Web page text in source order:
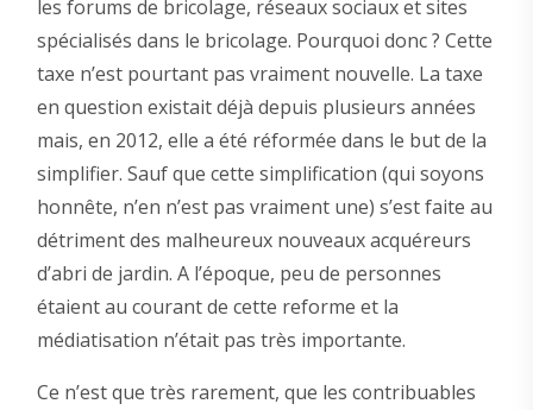
les forums de bricolage, réseaux sociaux et sites
spécialisés dans le bricolage. Pourquoi donc ? Cette
taxe n’est pourtant pas vraiment nouvelle. La taxe
en question existait déjà depuis plusieurs années
mais, en 2012, elle a été réformée dans le but de la
simplifier. Sauf que cette simplification (qui soyons
honnête, n’en n’est pas vraiment une) s’est faite au
détriment des malheureux nouveaux acquéreurs
d’abri de jardin. A l’époque, peu de personnes
étaient au courant de cette reforme et la
médiatisation n’était pas très importante.
Ce n’est que très rarement, que les contribuables